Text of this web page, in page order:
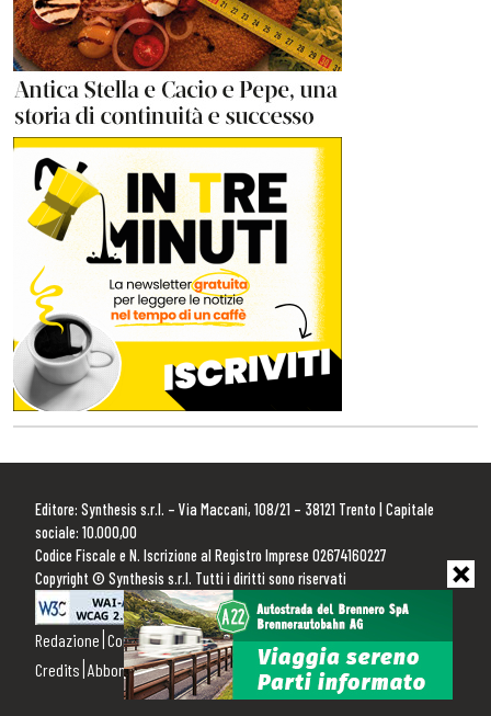
Editore: Synthesis s.r.l. – Via Maccani, 108/21 – 38121 Trento | Capitale
sociale: 10.000,00
Codice Fiscale e N. Iscrizione al Registro Imprese 02674160227
Copyright © Synthesis s.r.l. Tutti i diritti sono riservati
Redazione Contattaci Pubblicità Privacy Policy Cookie Policy
Credits Abbonamenti